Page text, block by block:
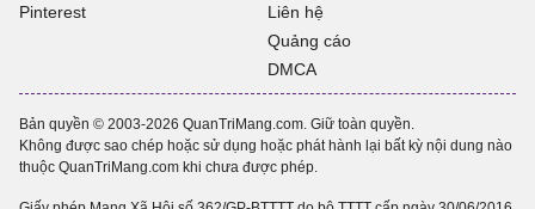
Pinterest
Liên hệ
Quảng cáo
DMCA
Bản quyền © 2003-2026 QuanTriMang.com. Giữ toàn quyền.
Không được sao chép hoặc sử dụng hoặc phát hành lại bất kỳ nội dung nào
thuộc QuanTriMang.com khi chưa được phép.